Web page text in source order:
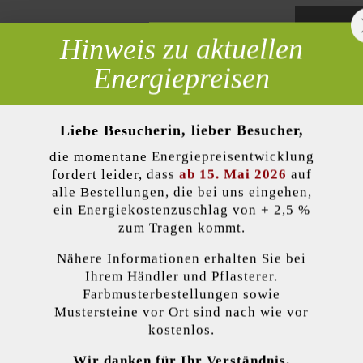
Produktbeschreibung
– wie auch der Gutshof MB24 bossiert – aus fünf Formaten,
werden können. Im Gegensatz zum bossierten Stein weist
helfen Mauern, die Fläche zu strukturieren und ihr
auf den Mauerstein Gutshof MB16 gespalten mit 16 cm
Farbe:
Cookies, um Ihnen die bestmögliche Funktionalität bieten zu können...
Nur funktionale Cookies akzeptieren Alle
Hinweis zu aktuellen
Energiepreisen
Liebe Besucherin, lieber Besucher,
die momentane Energiepreisentwicklung
fordert leider, dass ab 15. Mai 2026 auf
alle Bestellungen, die bei uns eingehen,
ein Energiekostenzuschlag von + 2,5 %
zum Tragen kommt.
Nähere Informationen erhalten Sie bei
Ihrem Händler und Pflasterer.
Farbmusterbestellungen sowie
Mustersteine vor Ort sind nach wie vor
kostenlos.